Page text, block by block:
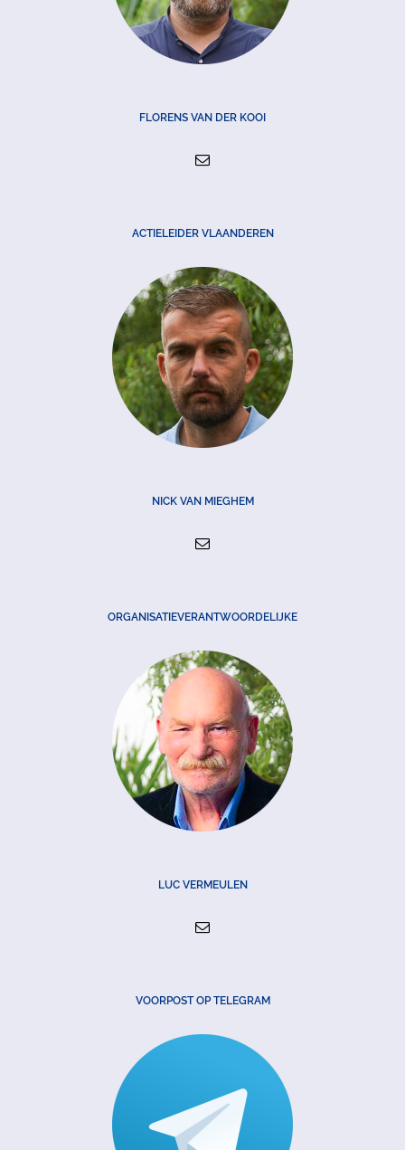
FLORENS VAN DER KOOI
ACTIELEIDER VLAANDEREN
NICK VAN MIEGHEM
ORGANISATIEVERANTWOORDELIJKE
LUC VERMEULEN
VOORPOST OP TELEGRAM